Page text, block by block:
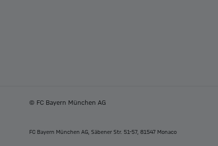
© FC Bayern München AG
FC Bayern München AG, Säbener Str. 51-57, 81547 Monaco